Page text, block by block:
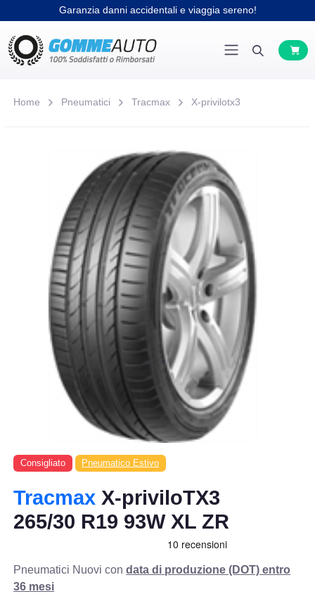
Garanzia danni accidentali e viaggia sereno!
Home Pneumatici Tracmax X-privilotx3
Consigliato Pneumatico Estivo
Tracmax X-priviloTX3
265/30 R19 93W XL ZR
Pneumatici Nuovi condata di produzione (DOT) entro
36 mesi